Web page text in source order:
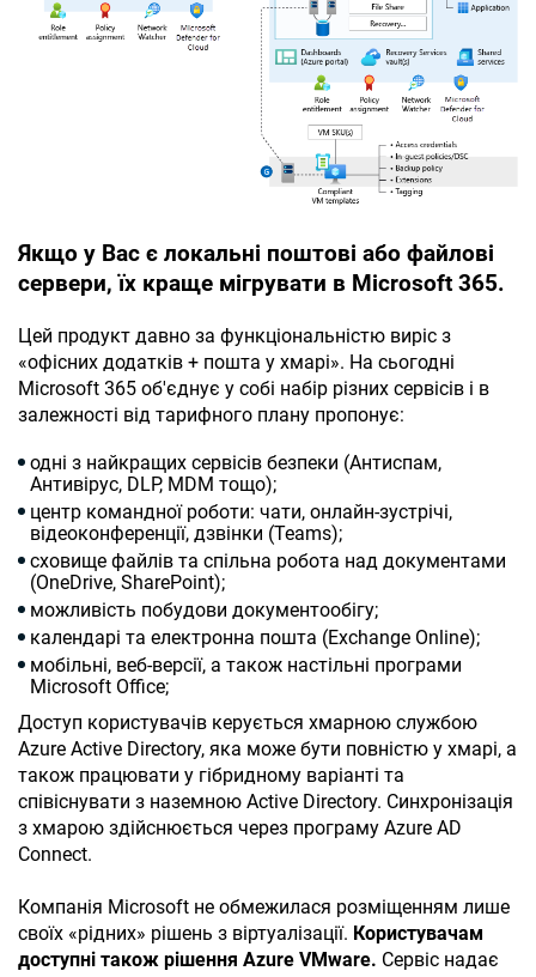
Якщо у Вас є локальні поштові або файлові
сервери, їх краще мігрувати в Microsoft 365.
Цей продукт давно за функціональністю виріс з
«офісних додатків + пошта у хмарі». На сьогодні
Microsoft 365 об'єднує у собі набір різних сервісів і в
залежності від тарифного плану пропонує:
одні з найкращих сервісів безпеки (Антиспам,
Антивірус, DLP, MDM тощо);
центр командної роботи: чати, онлайн-зустрічі,
відеоконференції, дзвінки (Teams);
сховище файлів та спільна робота над документами
(OneDrive, SharePoint);
можливість побудови документообігу;
календарі та електронна пошта (Exchange Online);
мобільні, веб-версії, а також настільні програми
Microsoft Office;
Доступ користувачів керується хмарною службою
Azure Active Directory, яка може бути повністю у хмарі, а
також працювати у гібридному варіанті та
співіснувати з наземною Active Directory. Синхронізація
з хмарою здійснюється через програму Azure AD
Connect.
Компанія Microsoft не обмежилася розміщенням лише
своїх «рідних» рішень з віртуалізації. Користувачам
доступні також рішення Azure VMware. Сервіс надає